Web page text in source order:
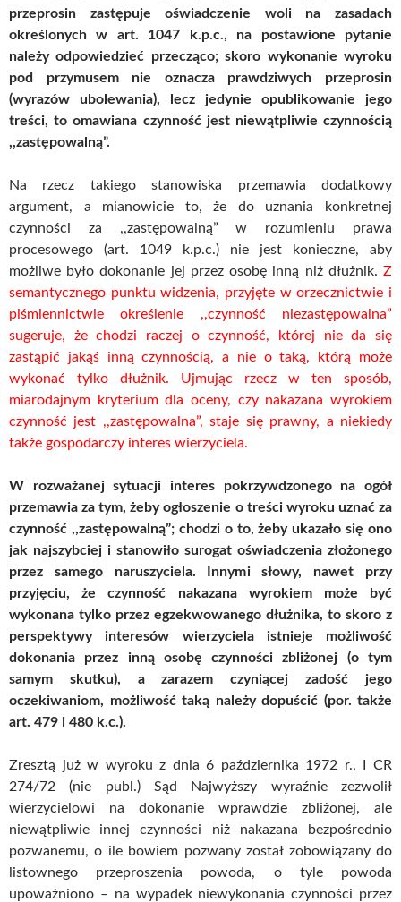
przeprosin zastępuje oświadczenie woli na zasadach
określonych w art. 1047 k.p.c., na postawione pytanie
należy odpowiedzieć przecząco; skoro wykonanie wyroku
pod przymusem nie oznacza prawdziwych przeprosin
(wyrazów ubolewania), lecz jedynie opublikowanie jego
treści, to omawiana czynność jest niewątpliwie czynnością
,,zastępowalną”.
Na rzecz takiego stanowiska przemawia dodatkowy
argument, a mianowicie to, że do uznania konkretnej
czynności za ,,zastępowalną” w rozumieniu prawa
procesowego (art. 1049 k.p.c.) nie jest konieczne, aby
możliwe było dokonanie jej przez osobę inną niż dłużnik. Z
semantycznego punktu widzenia, przyjęte w orzecznictwie i
piśmiennictwie określenie ,,czynność niezastępowalna”
sugeruje, że chodzi raczej o czynność, której nie da się
zastąpić jakąś inną czynnością, a nie o taką, którą może
wykonać tylko dłużnik. Ujmując rzecz w ten sposób,
miarodajnym kryterium dla oceny, czy nakazana wyrokiem
czynność jest ,,zastępowalna”, staje się prawny, a niekiedy
także gospodarczy interes wierzyciela.
W rozważanej sytuacji interes pokrzywdzonego na ogół
przemawia za tym, żeby ogłoszenie o treści wyroku uznać za
czynność ,,zastępowalną”; chodzi o to, żeby ukazało się ono
jak najszybciej i stanowiło surogat oświadczenia złożonego
przez samego naruszyciela. Innymi słowy, nawet przy
przyjęciu, że czynność nakazana wyrokiem może być
wykonana tylko przez egzekwowanego dłużnika, to skoro z
perspektywy interesów wierzyciela istnieje możliwość
dokonania przez inną osobę czynności zbliżonej (o tym
samym skutku), a zarazem czyniącej zadość jego
oczekiwaniom, możliwość taką należy dopuścić (por. także
art. 479 i 480 k.c.).
Zresztą już w wyroku z dnia 6 października 1972 r., I CR
274/72 (nie publ.) Sąd Najwyższy wyraźnie zezwolił
wierzycielowi na dokonanie wprawdzie zbliżonej, ale
niewątpliwie innej czynności niż nakazana bezpośrednio
pozwanemu, o ile bowiem pozwany został zobowiązany do
listownego przeproszenia powoda, o tyle powoda
upoważniono – na wypadek niewykonania czynności przez